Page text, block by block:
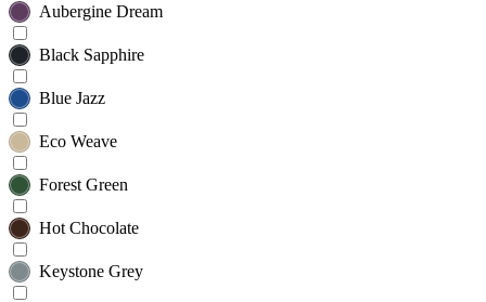
Aubergine Dream
Black Sapphire
Blue Jazz
Eco Weave
Forest Green
Hot Chocolate
Keystone Grey